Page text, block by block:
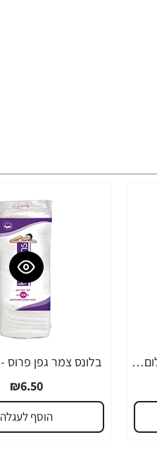
מסיר לק ריחני פנינה רוזנבלום 220 מ''ל
₪6.50
הוסף לעגלה